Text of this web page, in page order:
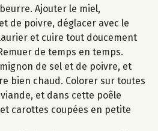
Ajouter le miel,
de poivre, déglacer avec le
et cuire tout doucement
de temps en temps.
de sel et de poivre, et
bien chaud. Colorer sur toutes
et dans cette poêle
carottes coupées en petite